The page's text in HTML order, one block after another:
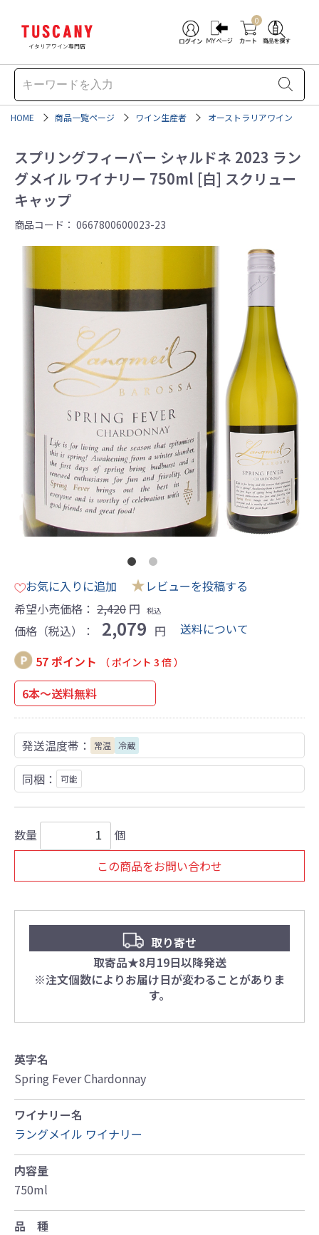
イタリアワイン専門店
0
HOME 商品一覧ページ ワイン生産者 オーストラリアワイン
スプリングフィーバー シャルドネ 2023 ラン
グメイル ワイナリー 750ml [白] スクリュー
キャップ
商品コード： 0667800600023-23
お気に入りに追加 ★レビューを投稿する
希望小売価格： 2,420 円 税込
価格（税込）： 2,079 円
送料について
57 ポイント
（ ポイント 3 倍 ）
6本～送料無料
発送温度帯： 常温 冷蔵
同梱： 可能
数量
個
この商品をお問い合わせ
取り寄せ
取寄品★8月19日以降発送
※注文個数によりお届け日が変わることがありま
す。
英字名
Spring Fever Chardonnay
ワイナリー名
ラングメイル ワイナリー
内容量
750ml
品 種